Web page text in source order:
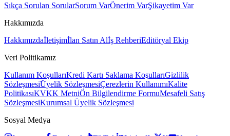
Sıkça Sorulan SorularSorum VarÖnerim VarŞikayetim Var
Hakkımızda
Hakkımızdaİletişimİlan Satın Alİş RehberiEditöryal Ekip
Veri Politikamız
Kullanım KoşullarıKredi Kartı Saklama KoşullarıGizlilik
SözleşmesiÜyelik SözleşmesiÇerezlerin KullanımıKalite
PolitikasıKVKK MetniÖn Bilgilendirme FormuMesafeli Satış
SözleşmesiKurumsal Üyelik Sözleşmesi
Sosyal Medya